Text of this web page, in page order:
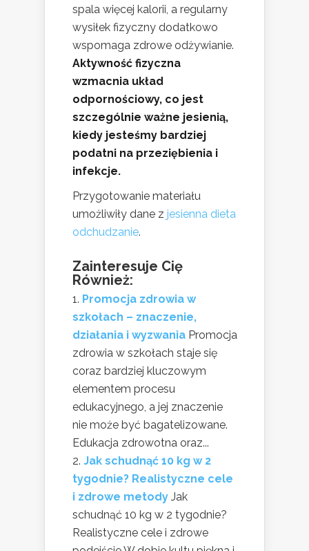
spala więcej kalorii, a regularny
wysiłek fizyczny dodatkowo
wspomaga zdrowe odżywianie.
Aktywność fizyczna
wzmacnia układ
odpornościowy, co jest
szczególnie ważne jesienią,
kiedy jesteśmy bardziej
podatni na przeziębienia i
infekcje.
Przygotowanie materiału
umożliwiły dane z jesienna dieta
odchudzanie.
Zainteresuje Cię
Również:
Promocja zdrowia w
szkołach – znaczenie,
działania i wyzwania Promocja
zdrowia w szkołach staje się
coraz bardziej kluczowym
elementem procesu
edukacyjnego, a jej znaczenie
nie może być bagatelizowane.
Edukacja zdrowotna oraz...
Jak schudnąć 10 kg w 2
tygodnie? Realistyczne cele
i zdrowe metody Jak
schudnąć 10 kg w 2 tygodnie?
Realistyczne cele i zdrowe